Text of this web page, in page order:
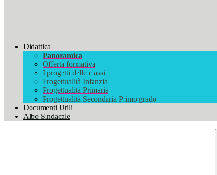
Didattica
Panoramica
Offerta formativa
I progetti delle classi
Progettualità Infanzia
Progettualità Primaria
Progettualità Secondaria Primo grado
Documenti Utili
Albo Sindacale